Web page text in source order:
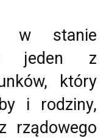
w stanie
jeden z
który
i rodziny,
rządowego